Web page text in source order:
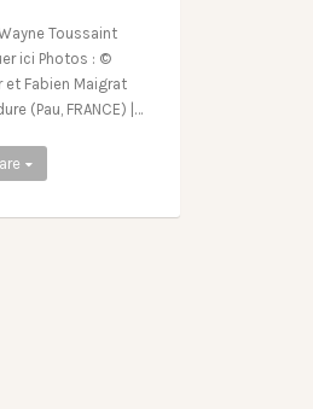
Toussaint
ici Photos : ©
et Fabien Maigrat
(Pau, FRANCE) |…